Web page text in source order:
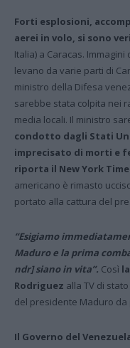
Forti esplosioni,
aerei in volo, si sono
Italia) a Caracas.
levano da varie parti di
ministro della Difesa
sarebbe stata colpita nei
media locali. Il ministro
condotto dagli Stati
imprecisato di morti e
riporta il New York
americano è rimasto
portato alla cattura del
“Esigiamo
Maduro e la prima
ndr] siano in vita”. Così
Rodriguez alla TV di
del presidente Maduro da
Il Governo del